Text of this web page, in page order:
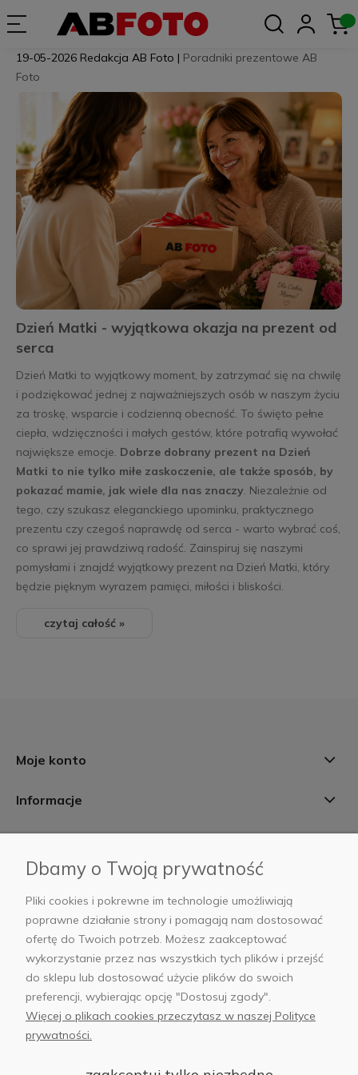
Dzień Matki - wyjątkowa okazja na prezent od
serca
19-05-2026 Redakcja AB Foto | Poradniki prezentowe AB
Foto
Dzień Matki to wyjątkowy moment, by zatrzymać się na chwilę
i podziękować jednej z najważniejszych osób w naszym życiu
za troskę, wsparcie i codzienną obecność. To święto pełne
ciepła, wdzięczności i małych gestów, które potrafią wywołać
największe emocje. Dobrze dobrany prezent na Dzień
Matki to nie tylko miłe zaskoczenie, ale także sposób, by
pokazać mamie, jak wiele dla nas znaczy. Niezależnie od
tego, czy szukasz eleganckiego upominku, praktycznego
prezentu czy czegoś naprawdę od serca - warto wybrać coś,
co sprawi jej prawdziwą radość. Zainspiruj się naszymi
pomysłami i znajdź wyjątkowy prezent na Dzień Matki, który
będzie pięknym wyrazem pamięci, miłości i bliskości.
czytaj całość »
Moje konto
Informacje
AB Foto
sklep@abfoto.pl
+48 797 971 275
Dbamy o Twoją prywatność
Pliki cookies i pokrewne im technologie umożliwiają
poprawne działanie strony i pomagają nam dostosować
ofertę do Twoich potrzeb. Możesz zaakceptować
wykorzystanie przez nas wszystkich tych plików i przejść
do sklepu lub dostosować użycie plików do swoich
preferencji, wybierając opcję "Dostosuj zgody".
Więcej o plikach cookies przeczytasz w naszej Polityce
prywatności.